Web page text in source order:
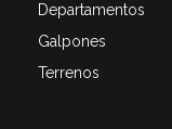
Departamentos
Galpones
Terrenos